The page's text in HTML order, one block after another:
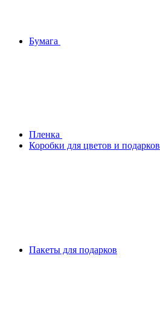
Бумага
Плeнка
Коробки для цветов и подарков
Пакеты для подарков